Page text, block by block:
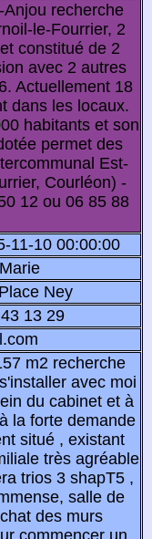
recherche
le-Fourrier, 2
constitué de 2
avec 2 autres
Actuellement 18
dans les locaux.
habitants et son
permet des
Est-
Courléon) -
12 ou 06 85 88
11-10 00:00:00
Ney
13 29
m2 recherche
avec moi
du cabinet et à
la forte demande
situé , existant
très agréable
trios 3 shapT5 ,
salle de
des murs